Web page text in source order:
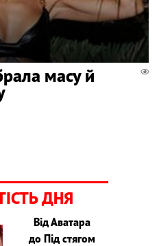
масу й
ДНЯ
Від Аватара
до Під стягом